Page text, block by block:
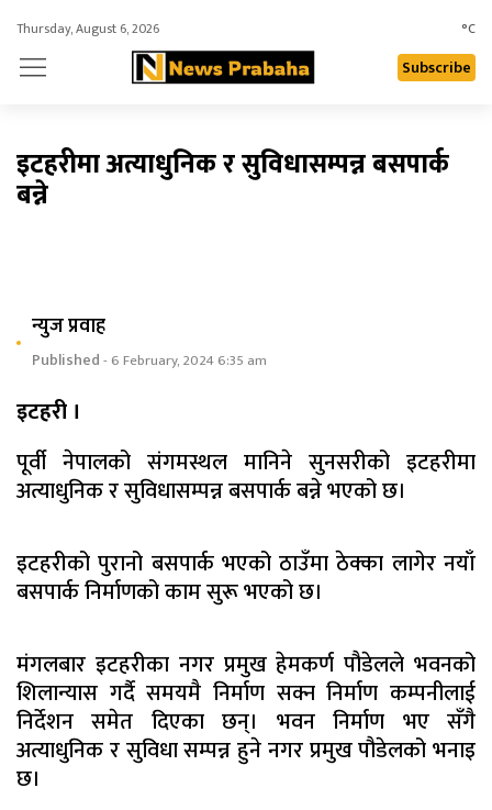
Thursday, August 6, 2026 °C
Subscribe
इटहरीमा अत्याधुनिक र सुविधासम्पन्न बसपार्क
बन्ने
न्युज प्रवाह
Published- 6 February, 2024 6:35 am
इटहरी ।
पूर्वी नेपालको संगमस्थल मानिने सुनसरीको इटहरीमा
अत्याधुनिक र सुविधासम्पन्न बसपार्क बन्ने भएको छ।
इटहरीको पुरानो बसपार्क भएको ठाउँमा ठेक्का लागेर नयाँ
बसपार्क निर्माणको काम सुरू भएको छ।
मंगलबार इटहरीका नगर प्रमुख हेमकर्ण पौडेलले भवनको
शिलान्यास गर्दै समयमै निर्माण सक्न निर्माण कम्पनीलाई
निर्देशन समेत दिएका छन्। भवन निर्माण भए सँगै
अत्याधुनिक र सुविधा सम्पन्न हुने नगर प्रमुख पौडेलको भनाइ
छ।